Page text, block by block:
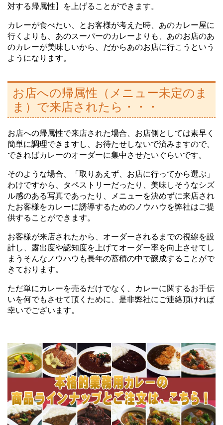
対する帰属性】を上げることができます。
カレーが食べたい、とお客様が考えた時、あのカレー屋に
行くよりも、あのスーパーのカレーよりも、あのお店のあ
のカレーが美味しいから、だからあのお店に行こうという
ようになります。
お店への帰属性（メニュー未定のま
ま）で来店されたら・・・
お店への帰属性で来店された場合、お店側としては素早く
簡単に調理できますし、お待たせしないで済みますので、
できればカレーのオーダーに集中させたいぐらいです。
そのような場合、「取りあえず、お店に行ってから選ぶ」
わけですから、タペストリーだったり、美味しそうなシズ
ル感のある写真であったり、メニューを決めずに来店され
たお客様をカレーに誘導するためのノウハウを弊社はご提
供することができます。
お客様が来店されたから、オーダーされるまでの視線を設
計し、露出度や認知度を上げてオーダー率を向上させてし
まうそんなノウハウも長年の蓄積の中で醸成することがで
きております。
ただ単にカレーを売るだけでなく、カレーに関するお手伝
いを何でもさせて頂くために、是非弊社にご連絡頂ければ
幸いでございます。